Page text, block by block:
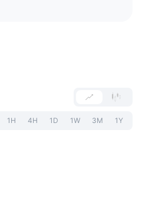
1H 4H 1D 1W 3M 1Y